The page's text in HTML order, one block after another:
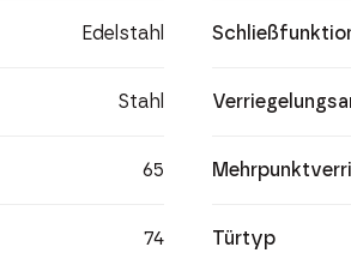
Edelstahl
Stahl
65
74 Türtyp